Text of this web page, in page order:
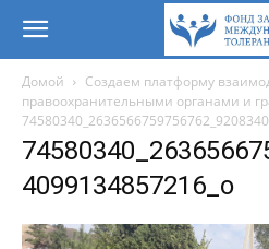
Домой
Создаем платформу
правоохранительными органами и
4099134857216_o